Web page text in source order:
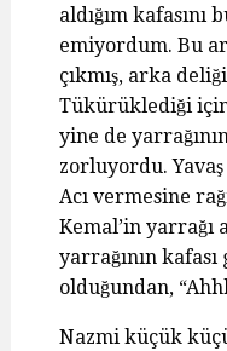
aldığım
emiyordum. Bu
çıkmış, arka
Tükürüklediği için
yine de
zorluyordu.
Acı vermesine
Kemal’in yarrağı
yarrağının
olduğundan,
Nazmi küçük